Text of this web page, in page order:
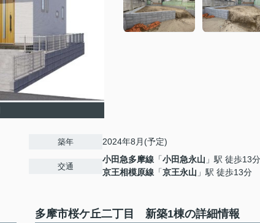
築年 2024年8月(予定)
交通
小田急多摩線 「小田急永山 」駅 徒歩13分
京王相模原線 「京王永山 」駅 徒歩13分
多摩市桜ケ丘二丁目 新築1棟の詳細情報